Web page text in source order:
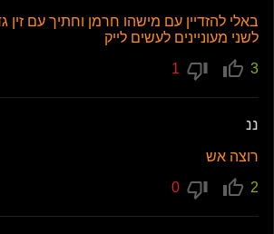
באלי להזדיין עם מישהו חרמן וחתיך עם זין
לשני מעוניינים לעשים לייק
3
ננ
רוצה אש
2